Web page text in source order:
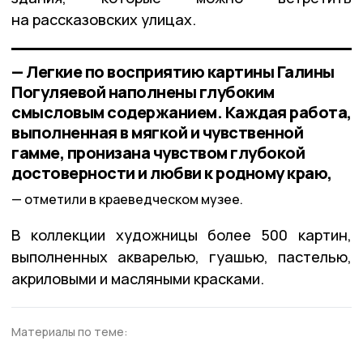
на рассказовских улицах.
— Легкие по восприятию картины Галины
Погуляевой наполнены глубоким
смысловым содержанием. Каждая работа,
выполненная в мягкой и чувственной
гамме, пронизана чувством глубокой
достоверности и любви к родному краю,
отметили в краеведческом музее.
В коллекции художницы более 500 картин,
выполненных акварелью, гуашью, пастелью,
акриловыми и масляными красками.
Материалы по теме: